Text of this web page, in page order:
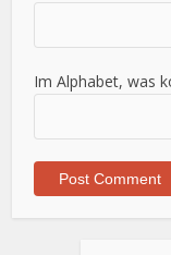
Im Alphabet, was